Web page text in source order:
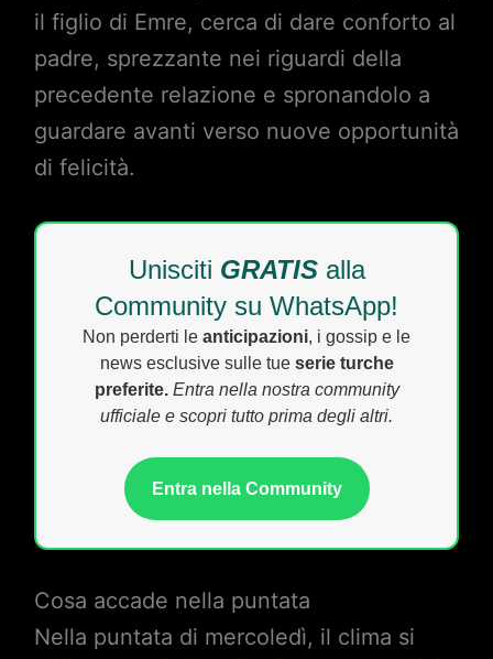
il figlio di Emre, cerca di dare conforto al
padre, sprezzante nei riguardi della
precedente relazione e spronandolo a
guardare avanti verso nuove opportunità
di felicità.
Unisciti GRATISalla
Community su WhatsApp!
Non perderti le anticipazioni, i gossip e le
news esclusive sulle tue serie turche
preferite. Entra nella nostra community
ufficiale e scopri tutto prima degli altri.
Entra nella Community
Cosa accade nella puntata
Nella puntata di mercoledì, il clima si